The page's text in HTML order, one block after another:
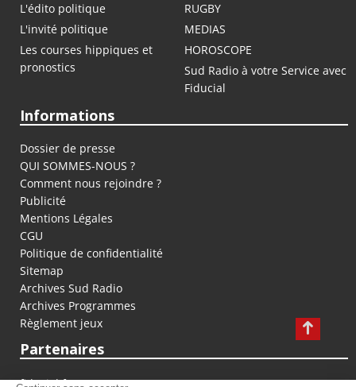
L'édito politique
RUGBY
L'invité politique
MEDIAS
Les courses hippiques et
pronostics
HOROSCOPE
Sud Radio à votre Service avec
Fiducial
Informations
Dossier de presse
QUI SOMMES-NOUS ?
Comment nous rejoindre ?
Publicité
Mentions Légales
CGU
Politique de confidentialité
Sitemap
Archives Sud Radio
Archives Programmes
Règlement jeux
Partenaires
fiducial.fr